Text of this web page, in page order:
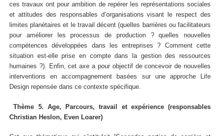
ces travaux ont pour ambition de repérer les représentations sociales
et attitudes des responsables d’organisations visant le respect des
limites planétaires et le travail décent (quelles barrières ou facilitateurs
pour améliorer les processus de production ? quelles nouvelles
compétences développées dans les entreprises ? Comment cette
situation est-elle prise en compte dans la gestion des ressources
humaines ?). Enfin, cet axe a pour objectif de concevoir de nouvelles
interventions en accompagnement basées sur une approche Life
Design repensée dans ce contexte spécifique.
Thème 5. Age, Parcours, travail et expérience (responsables
Christian Heslon, Even Loarer)